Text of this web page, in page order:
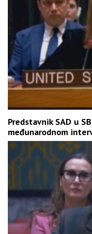
Predstavnik SAD u
međunarodnom